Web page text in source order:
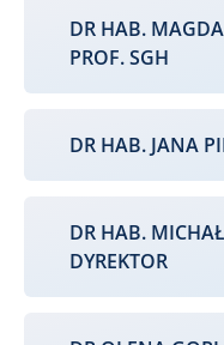
DR HAB.
PROF. SGH
DR HAB. JANA
DR HAB.
DYREKTOR